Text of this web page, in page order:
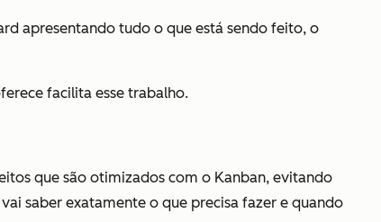
apresentando tudo o que está sendo feito, o
facilita esse trabalho.
que são otimizados com o Kanban, evitando
saber exatamente o que precisa fazer e quando